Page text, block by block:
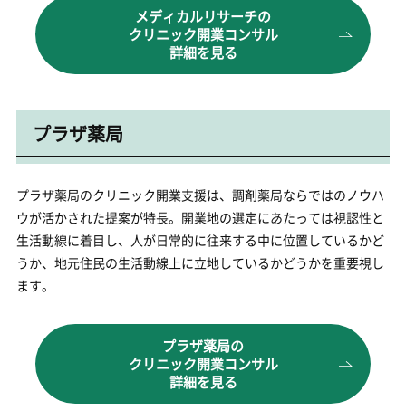
メディカルリサーチの
クリニック開業コンサル
詳細を見る
プラザ薬局
プラザ薬局のクリニック開業支援は、調剤薬局ならではのノウハ
ウが活かされた提案が特長。開業地の選定にあたっては視認性と
生活動線に着目し、人が日常的に往来する中に位置しているかど
うか、地元住民の生活動線上に立地しているかどうかを重要視し
ます。
プラザ薬局の
クリニック開業コンサル
詳細を見る